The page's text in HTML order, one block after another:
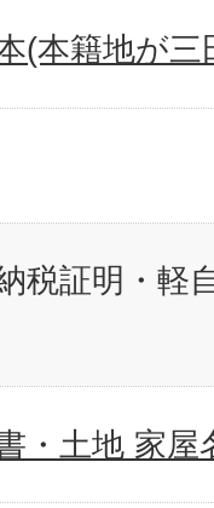
(本籍地が三
税証明・軽
・土地 家屋